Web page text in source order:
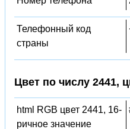
Телефонный код
страны
Цвет по числу 2441,
html RGB цвет 2441, 16-
ричное значение